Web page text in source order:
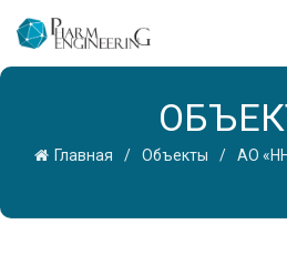
Главная Объекты АО